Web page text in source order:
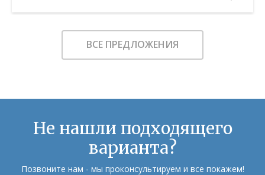
Этаж:
2/8
В ИЗБРАННОЕ
ВСЕ ПРЕДЛОЖЕНИЯ
Не нашли подходящего
варианта?
Позвоните нам - мы проконсультируем и все покажем!